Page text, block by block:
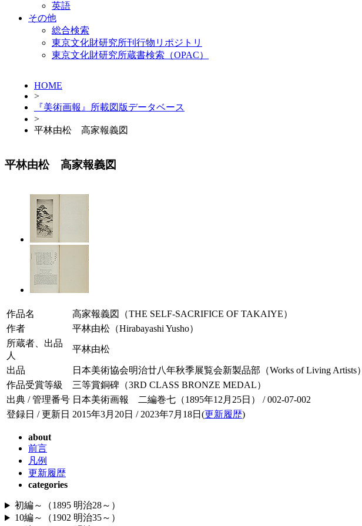
英語
その他
総合検索
東京文化財研究所刊行物リポジトリ
東京文化財研究所蔵書検索（OPAC）
HOME
>
『美術画報』所載図版データベース
>
平林由松 高家報義図
平林由松 高家報義図
作品名
高家報義図（THE SELF-SACRIFICE OF TAKAIYE）
作者
平林由松（Hirabayashi Yusho）
所蔵者、出品
人
平林由松
出品
日本美術協会明治廿八年秋季展覧会新製品部（Works of Living Artists）
作品受賞等級
三等賞銅碑（3RD CLASS BRONZE MEDAL）
出典 / 管理番号 日本美術画報 二編巻七（1895年12月25日） / 002-07-002
登録日 / 更新日 2015年3月20日 / 2023年7月18日(更新履歴)
about
前言
凡例
更新履歴
categories
初編～（1895 明治28～）
10編～（1902 明治35～）